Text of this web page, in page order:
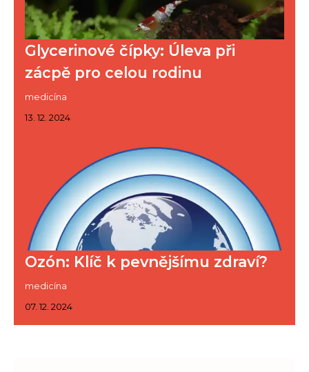
Glycerinové čípky: Úleva při
zácpě pro celou rodinu
medicína
13. 12. 2024
Ozón: Klíč k pevnějšímu zdraví?
medicína
07. 12. 2024